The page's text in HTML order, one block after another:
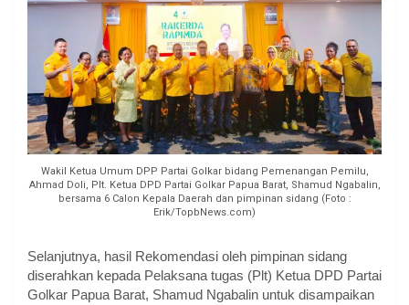
Wakil Ketua Umum DPP Partai Golkar bidang Pemenangan Pemilu,
Ahmad Doli, Plt. Ketua DPD Partai Golkar Papua Barat, Shamud Ngabalin,
bersama 6 Calon Kepala Daerah dan pimpinan sidang (Foto :
Erik/TopbNews.com)
Selanjutnya, hasil Rekomendasi oleh pimpinan sidang
diserahkan kepada Pelaksana tugas (Plt) Ketua DPD Partai
Golkar Papua Barat, Shamud Ngabalin untuk disampaikan